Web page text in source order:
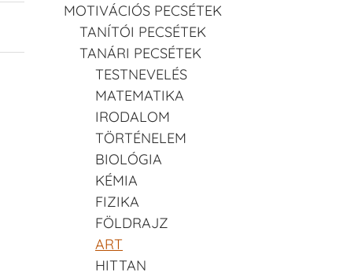
MOTIVÁCIÓS PECSÉTEK
TANÍTÓI PECSÉTEK
TANÁRI PECSÉTEK
TESTNEVELÉS
MATEMATIKA
IRODALOM
TÖRTÉNELEM
BIOLÓGIA
KÉMIA
FIZIKA
FÖLDRAJZ
ART
HITTAN